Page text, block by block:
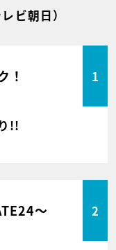
レビ朝日）
！ 1
!!
～ 2